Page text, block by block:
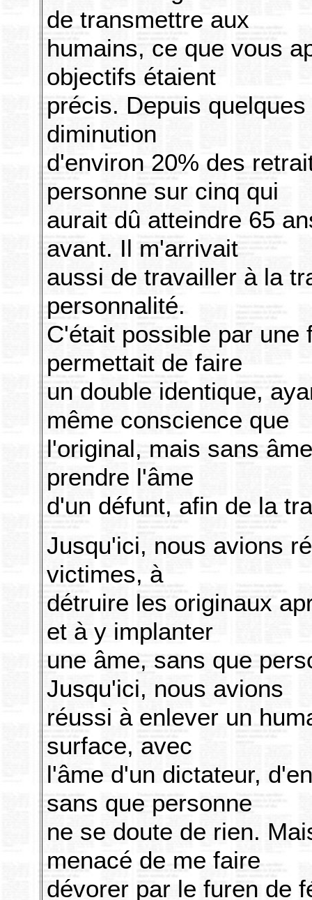
de transmettre aux
humains, ce que vous
objectifs étaient
précis. Depuis
diminution
d'environ 20% des
personne sur cinq qui
aurait dû atteindre 65
avant. Il m'arrivait
aussi de travailler à la
personnalité.
C'était possible par une
permettait de faire
un double identique,
même conscience que
l'original, mais sans
prendre l'âme
d'un défunt, afin de la
Jusqu'ici, nous avions
victimes, à
détruire les originaux
et à y implanter
une âme, sans que
Jusqu'ici, nous avions
réussi à enlever un
surface, avec
l'âme d'un dictateur,
sans que personne
ne se doute de rien.
menacé de me faire
dévorer par le furen de